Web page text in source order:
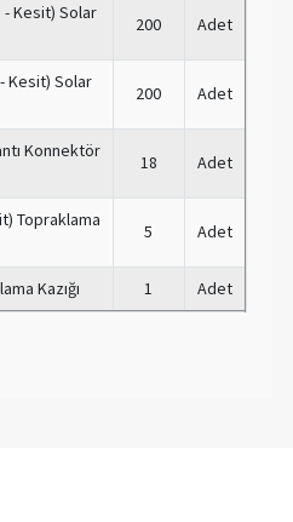
- Kesit) Solar
200 Adet
Kesit) Solar
200 Adet
Konnektör
18 Adet
Topraklama
5 Adet
Kazığı 1 Adet